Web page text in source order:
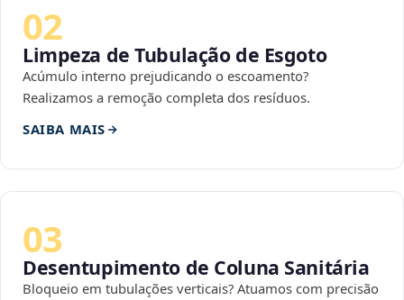
02
Limpeza de Tubulação de Esgoto
Acúmulo interno prejudicando o escoamento?
Realizamos a remoção completa dos resíduos.
SAIBA MAIS
03
Desentupimento de Coluna Sanitária
Bloqueio em tubulações verticais? Atuamos com precisão